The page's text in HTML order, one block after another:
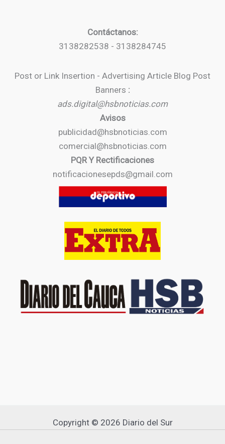
Contáctanos:
3138282538 - 3138284745
Post or Link Insertion - Advertising Article Blog Post
Banners :
ads.digital@hsbnoticias.com
Avisos
publicidad@hsbnoticias.com
comercial@hsbnoticias.com
PQR Y Rectificaciones
notificacionesepds@gmail.com
Copyright © 2026 Diario del Sur